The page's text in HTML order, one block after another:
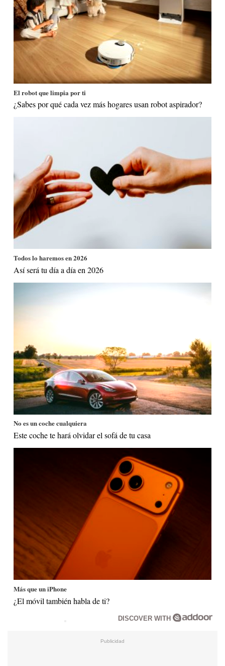
El robot que limpia por ti
¿Sabes por qué cada vez más hogares usan robot aspirador?
Todos lo haremos en 2026
Así será tu día a día en 2026
No es un coche cualquiera
Este coche te hará olvidar el sofá de tu casa
Más que un iPhone
¿El móvil también habla de ti?
DISCOVER WITH